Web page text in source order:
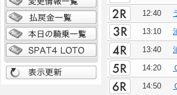
12:40
13:10
13:40
14:20
14:50